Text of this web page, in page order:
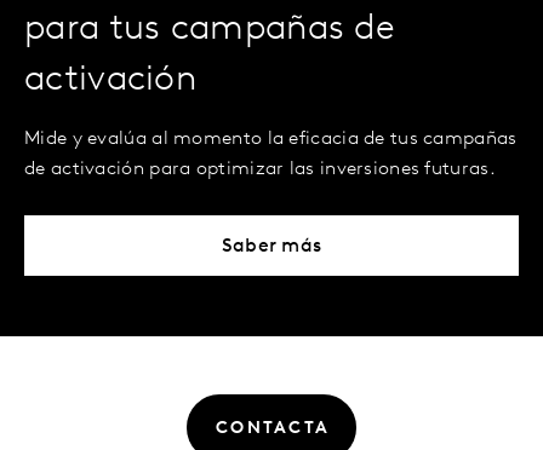
para tus campañas de
activación
Mide y evalúa al momento la eficacia de tus campañas
de activación para optimizar las inversiones futuras.
Saber más
CONTACTA